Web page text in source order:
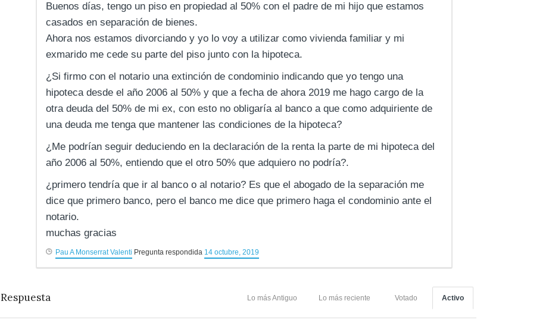
Buenos días, tengo un piso en propiedad al 50% con el padre de mi hijo que estamos
casados en separación de bienes.
Ahora nos estamos divorciando y yo lo voy a utilizar como vivienda familiar y mi
exmarido me cede su parte del piso junto con la hipoteca.
¿Si firmo con el notario una extinción de condominio indicando que yo tengo una
hipoteca desde el año 2006 al 50% y que a fecha de ahora 2019 me hago cargo de la
otra deuda del 50% de mi ex, con esto no obligaría al banco a que como adquiriente de
una deuda me tenga que mantener las condiciones de la hipoteca?
¿Me podrían seguir deduciendo en la declaración de la renta la parte de mi hipoteca del
año 2006 al 50%, entiendo que el otro 50% que adquiero no podría?.
¿primero tendría que ir al banco o al notario? Es que el abogado de la separación me
dice que primero banco, pero el banco me dice que primero haga el condominio ante el
notario.
muchas gracias
Pau A Monserrat Valenti Pregunta respondida 14 octubre, 2019
Respuesta Activo
Votado
Lo más reciente
Lo más Antiguo